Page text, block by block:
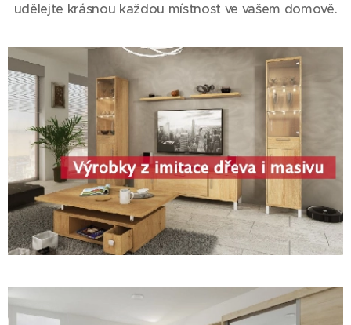
udělejte krásnou každou místnost ve vašem domově.